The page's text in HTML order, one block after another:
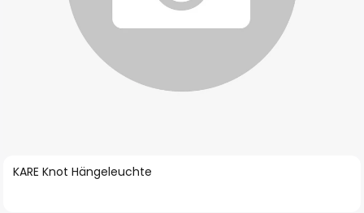
Zum
KARE Knot Hängeleuchte